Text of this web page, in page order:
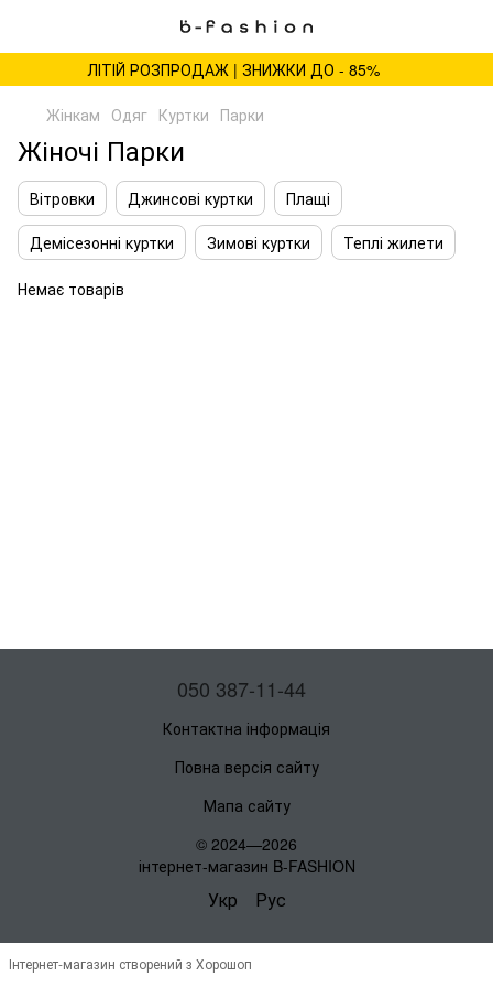
ЛІТІЙ РОЗПРОДАЖ | ЗНИЖКИ ДО - 85%
Жінкам Одяг Куртки Парки
Жіночі Парки
Вітровки Джинсові куртки
Плащі
Демісезонні куртки
Зимові куртки Теплі жилети
Немає товарів
050 387-11-44
Контактна інформація
Повна версія сайту
Мапа сайту
© 2024—2026
інтернет-магазин B-FASHION
Укр Рус
Інтернет-магазин створений з Хорошоп